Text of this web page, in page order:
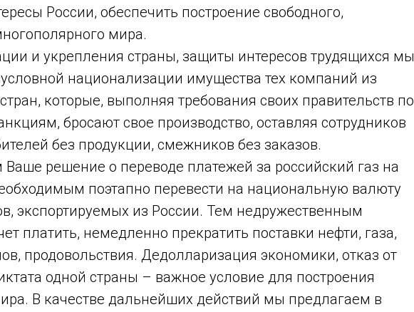
России, обеспечить построение свободного,
мира.
и укрепления страны, защиты интересов трудящихся мы
национализации имущества тех компаний из
которые, выполняя требования своих правительств по
бросают свое производство, оставляя сотрудников
без продукции, смежников без заказов.
решение о переводе платежей за российский газ на
поэтапно перевести на национальную валюту
экспортируемых из России. Тем недружественным
платить, немедленно прекратить поставки нефти, газа,
продовольствия. Дедолларизация экономики, отказ от
одной страны – важное условие для построения
В качестве дальнейших действий мы предлагаем в